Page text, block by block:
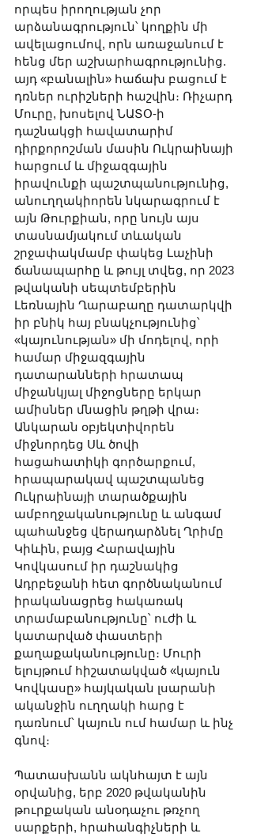
որպես իրողության չոր
արձանագրություն՝ կողքին մի
ավելացումով, որն առաջանում է
հենց մեր աշխարհագրությունից.
այդ «բանալին» հաճախ բացում է
դռներ ուրիշների հաշվին։ Ռիչարդ
Մուրը, խոսելով ՆԱՏՕ-ի
դաշնակցի հավատարիմ
դիրքորոշման մասին Ուկրաինայի
հարցում և միջազգային
իրավունքի պաշտպանությունից,
անուղղակիորեն նկարագրում է
այն Թուրքիան, որը նույն այս
տասնամյակում տևական
շրջափակմամբ փակեց Լաչինի
ճանապարհը և թույլ տվեց, որ 2023
թվականի սեպտեմբերին
Լեռնային Ղարաբաղը դատարկվի
իր բնիկ հայ բնակչությունից՝
«կայունության» մի մոդելով, որի
համար միջազգային
դատարանների հրատապ
միջանկյալ միջոցները երկար
ամիսներ մնացին թղթի վրա։
Անկարան օբյեկտիվորեն
միջնորդեց Սև ծովի
հացահատիկի գործարքում,
հրապարակավ պաշտպանեց
Ուկրաինայի տարածքային
ամբողջականությունը և անգամ
պահանջեց վերադարձնել Ղրիմը
Կիևին, բայց Հարավային
Կովկասում իր դաշնակից
Ադրբեջանի հետ գործնականում
իրականացրեց հակառակ
տրամաբանությունը՝ ուժի և
կատարված փաստերի
քաղաքականությունը։ Մուրի
ելույթում հիշատակված «կայուն
Կովկասը» հայկական լսարանի
ականջին ուղղակի հարց է
դառնում՝ կայուն ում համար և ինչ
գնով։
Պատասխանն ակնհայտ է այն
օրվանից, երբ 2020 թվականին
թուրքական անօդաչու թռչող
սարքերի, հրահանգիչների և